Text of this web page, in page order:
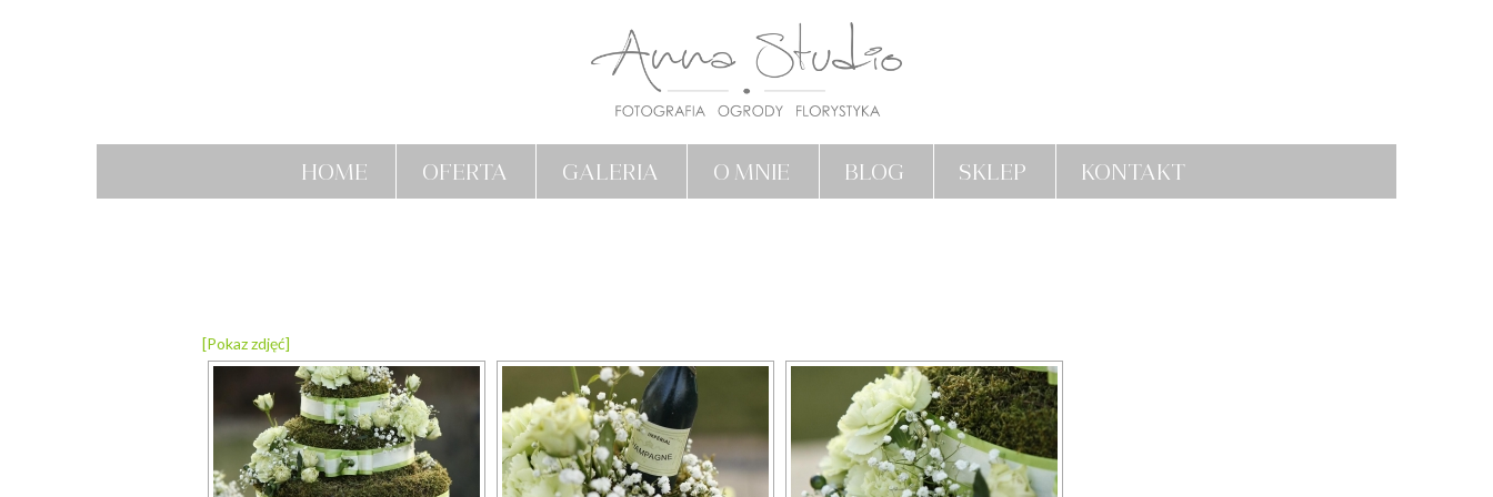
HOME OFERTA GALERIA O MNIE BLOG SKLEP KONTAKT
[Pokaz zdjęć]